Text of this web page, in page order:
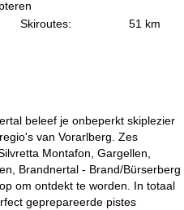
Skiroutes: 51 km
beleef je onbeperkt skiplezier
van Vorarlberg. Zes
Montafon, Gargellen,
Brandnertal - Brand/Bürserberg
om ontdekt te worden. In totaal
geprepareerde pistes